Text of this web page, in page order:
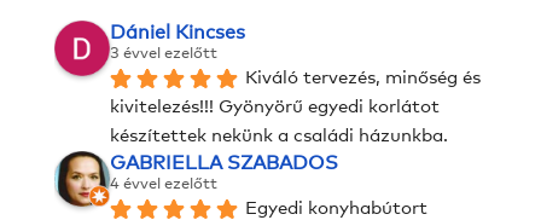
Dániel Kincses
3 évvel ezelőtt
Kiváló tervezés, minőség és
kivitelezés!!! Gyönyörű egyedi korlátot
készítettek nekünk a családi házunkba.
GABRIELLA SZABADOS
4 évvel ezelőtt
Egyedi konyhabútort